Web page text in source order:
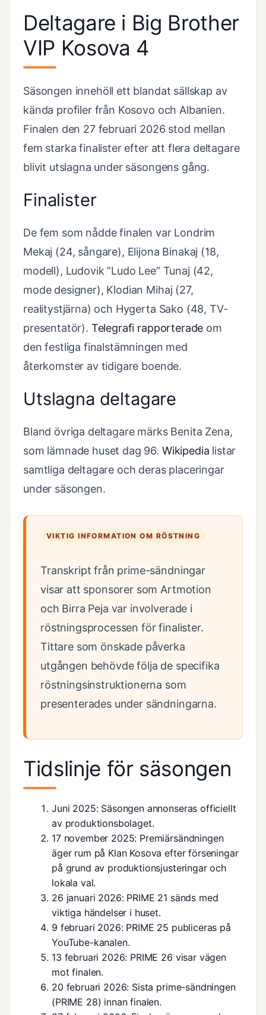
Deltagare i Big Brother
VIP Kosova 4
Säsongen innehöll ett blandat sällskap av
kända profiler från Kosovo och Albanien.
Finalen den 27 februari 2026 stod mellan
fem starka finalister efter att flera deltagare
blivit utslagna under säsongens gång.
Finalister
De fem som nådde finalen var Londrim
Mekaj (24, sångare), Elijona Binakaj (18,
modell), Ludovik ”Ludo Lee” Tunaj (42,
mode designer), Klodian Mihaj (27,
realitystjärna) och Hygerta Sako (48, TV-
presentatör). Telegrafi rapporterade om
den festliga finalstämningen med
återkomster av tidigare boende.
Utslagna deltagare
Bland övriga deltagare märks Benita Zena,
som lämnade huset dag 96. Wikipedia listar
samtliga deltagare och deras placeringar
under säsongen.
VIKTIG INFORMATION OM RÖSTNING
Transkript från prime-sändningar
visar att sponsorer som Artmotion
och Birra Peja var involverade i
röstningsprocessen för finalister.
Tittare som önskade påverka
utgången behövde följa de specifika
röstningsinstruktionerna som
presenterades under sändningarna.
Tidslinje för säsongen
Juni 2025: Säsongen annonseras officiellt
av produktionsbolaget.
17 november 2025: Premiärsändningen
äger rum på Klan Kosova efter förseningar
på grund av produktionsjusteringar och
lokala val.
26 januari 2026: PRIME 21 sänds med
viktiga händelser i huset.
9 februari 2026: PRIME 25 publiceras på
YouTube-kanalen.
13 februari 2026: PRIME 26 visar vägen
mot finalen.
20 februari 2026: Sista prime-sändningen
(PRIME 28) innan finalen.